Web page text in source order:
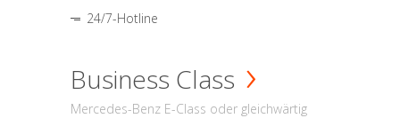
24/7-Hotline
Business Class
Mercedes-Benz E-Class oder gleichwärtig